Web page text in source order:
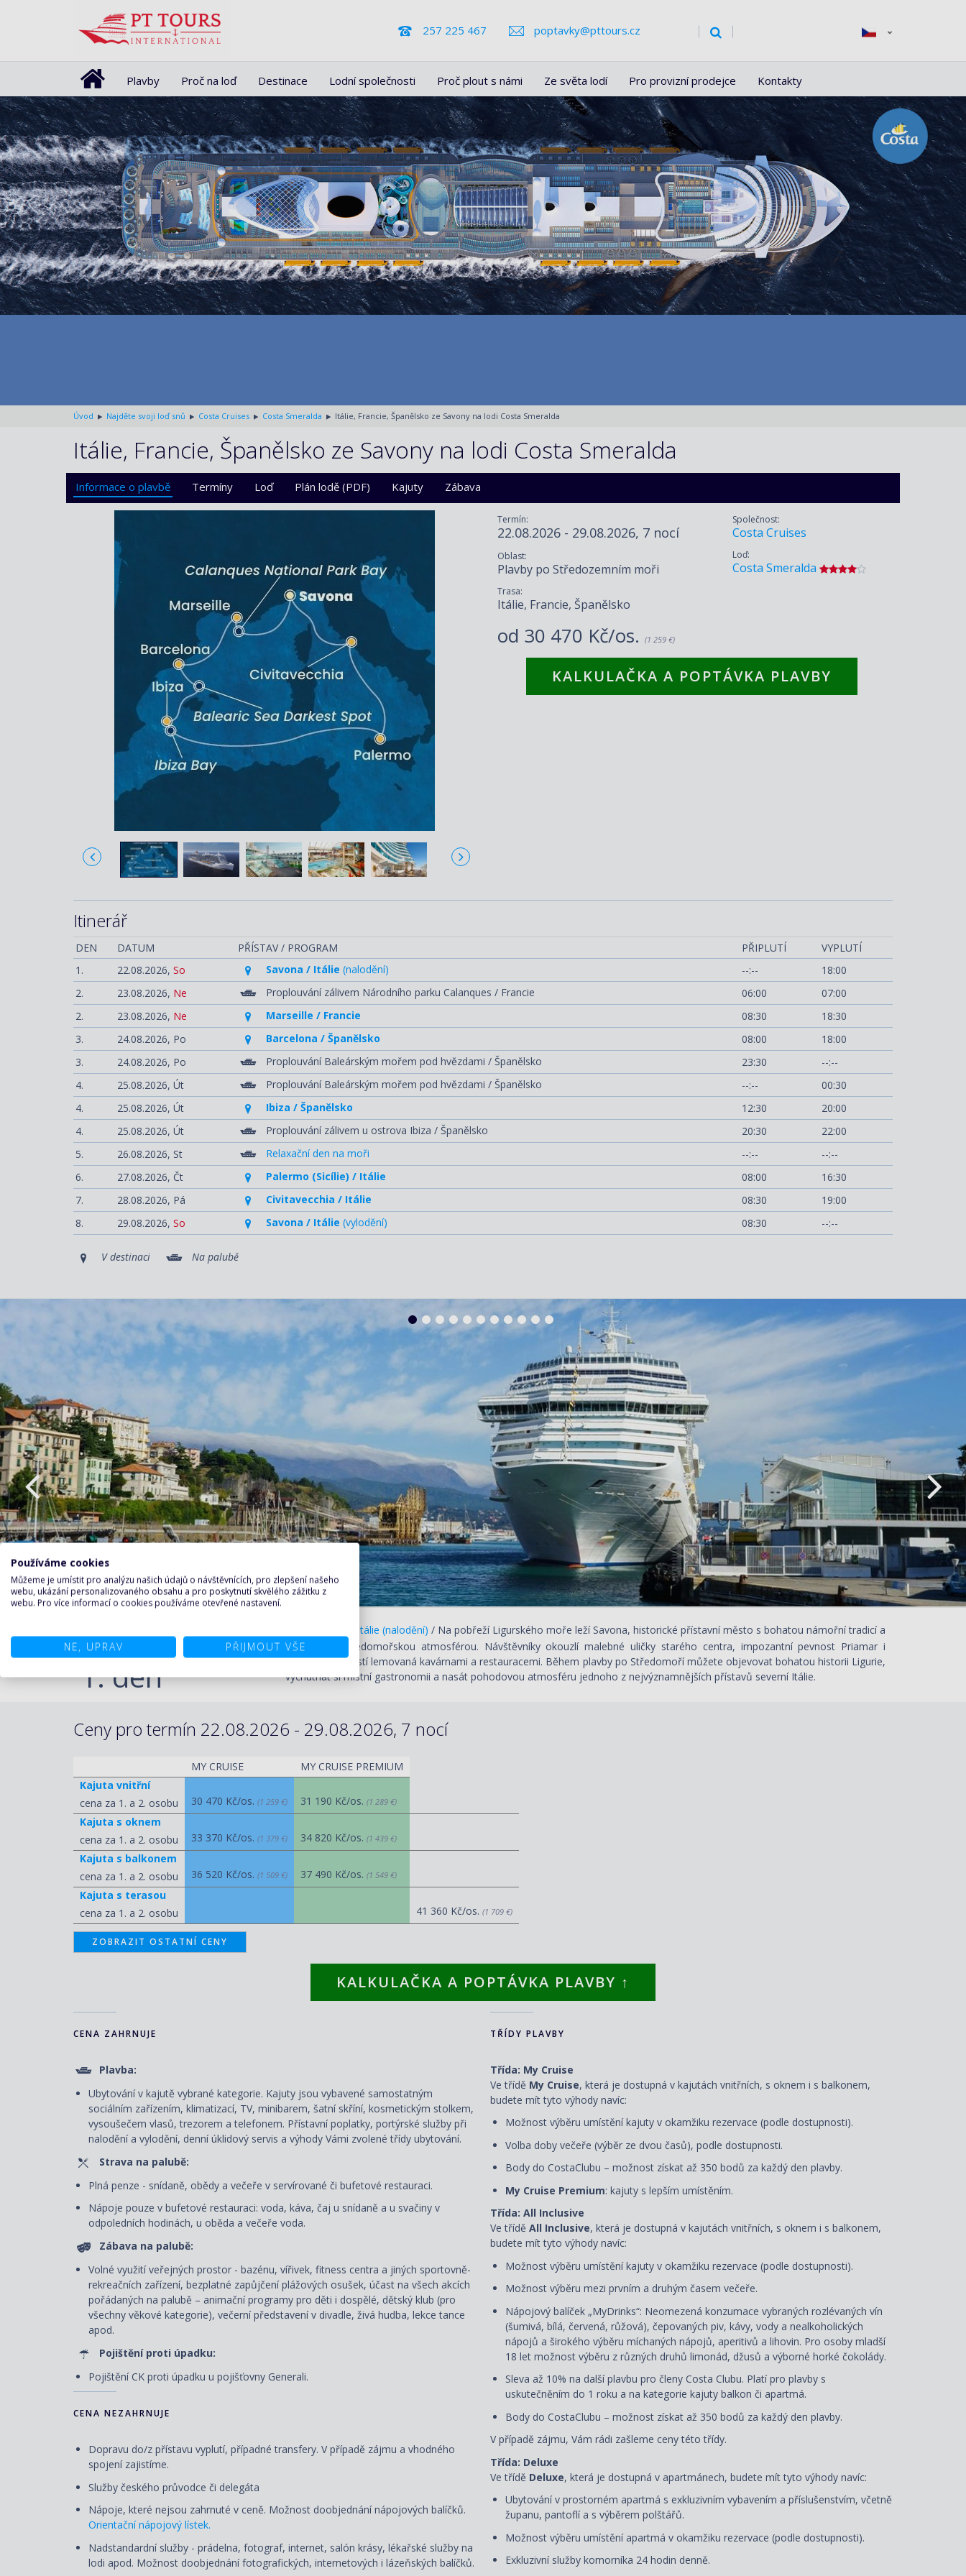
257 225 467 poptavky@pttours.cz
Plavby Proč na loď Destinace Lodní společnosti Proč plout s námi Ze světa lodí Pro provizní prodejce Kontakty
Úvod Najděte svoji loď snů Costa Cruises Costa Smeralda Itálie, Francie, Španělsko ze Savony na lodi Costa Smeralda
Itálie, Francie, Španělsko ze Savony na lodi Costa Smeralda
Informace o plavbě Termíny Loď Plán lodě (PDF) Kajuty Zábava
Termín:
22.08.2026 - 29.08.2026, 7 nocí
Oblast:
Plavby po Středozemním moři
Trasa:
Itálie, Francie, Španělsko
Společnost:
Costa Cruises
Loď:
Costa Smeralda
od 30 470 Kč/os. (1 259 €)
KALKULAČKA A POPTÁVKA PLAVBY
Itinerář
DEN DATUM PŘÍSTAV / PROGRAM PŘIPLUTÍ
VYPLUTÍ
1.
22.08.2026, So Savona / Itálie (nalodění) --:--
18:00
2.
23.08.2026, Ne Proplouvání zálivem Národního parku Calanques / Francie 06:00
07:00
2.
23.08.2026, Ne Marseille / Francie 08:30
18:30
3.
24.08.2026, Po Barcelona / Španělsko 08:00
18:00
3.
24.08.2026, Po Proplouvání Baleárským mořem pod hvězdami / Španělsko 23:30
--:--
4.
25.08.2026, Út Proplouvání Baleárským mořem pod hvězdami / Španělsko --:--
00:30
4.
25.08.2026, Út Ibiza / Španělsko 12:30
20:00
4.
25.08.2026, Út Proplouvání zálivem u ostrova Ibiza / Španělsko 20:30
22:00
5.
26.08.2026, St Relaxační den na moři --:--
--:--
6.
27.08.2026, Čt Palermo (Sicílie) / Itálie 08:00
16:30
7.
28.08.2026, Pá Civitavecchia / Itálie 08:30
19:00
8.
29.08.2026, So Savona / Itálie (vylodění) 08:30 --:--
V destinaci Na palubě
PROGRAM DEN PO DNI
1. den
Savona / Itálie (nalodění) / Na pobřeží Ligurského moře leží Savona, historické přístavní město s bohatou námořní tradicí a
jedinečnou středomořskou atmosférou. Návštěvníky okouzlí malebné uličky starého centra, impozantní pevnost Priamar i
elegantní náměstí lemovaná kavárnami a restauracemi. Během plavby po Středomoří můžete objevovat bohatou historii Ligurie,
vychutnat si místní gastronomii a nasát pohodovou atmosféru jednoho z nejvýznamnějších přístavů severní Itálie.
Ceny pro termín 22.08.2026 - 29.08.2026, 7 nocí
MY CRUISE
MY CRUISE PREMIUM
Kajuta vnitřní
cena za 1. a 2. osobu
30 470 Kč/os. (1 259 €) 31 190 Kč/os. (1 289 €)
Kajuta s oknem
cena za 1. a 2. osobu
33 370 Kč/os. (1 379 €) 34 820 Kč/os. (1 439 €)
Kajuta s balkonem
cena za 1. a 2. osobu
36 520 Kč/os. (1 509 €) 37 490 Kč/os. (1 549 €)
Kajuta s terasou
cena za 1. a 2. osobu
41 360 Kč/os. (1 709 €)
ZOBRAZIT OSTATNÍ CENY
KALKULAČKA A POPTÁVKA PLAVBY ↑
CENA ZAHRNUJE
Plavba:
Ubytování v kajutě vybrané kategorie. Kajuty jsou vybavené samostatným
sociálním zařízením, klimatizací, TV, minibarem, šatní skříní, kosmetickým stolkem,
vysoušečem vlasů, trezorem a telefonem. Přístavní poplatky, portýrské služby při
nalodění a vylodění, denní úklidový servis a výhody Vámi zvolené třídy ubytování.
Strava na palubě:
Plná penze - snídaně, obědy a večeře v servírované či bufetové restauraci.
Nápoje pouze v bufetové restauraci: voda, káva, čaj u snídaně a u svačiny v
odpoledních hodinách, u oběda a večeře voda.
Zábava na palubě:
Volné využití veřejných prostor - bazénu, vířivek, fitness centra a jiných sportovně-
rekreačních zařízení, bezplatné zapůjčení plážových osušek, účast na všech akcích
pořádaných na palubě – animační programy pro děti i dospělé, dětský klub (pro
všechny věkové kategorie), večerní představení v divadle, živá hudba, lekce tance
apod.
Pojištění proti úpadku:
Pojištění CK proti úpadku u pojišťovny Generali.
CENA NEZAHRNUJE
Dopravu do/z přístavu vyplutí, případné transfery. V případě zájmu a vhodného
spojení zajistíme.
Služby českého průvodce či delegáta
Nápoje, které nejsou zahrnuté v ceně. Možnost doobjednání nápojových balíčků.
Orientační nápojový lístek.
Nadstandardní služby - prádelna, fotograf, internet, salón krásy, lékařské služby na
lodi apod. Možnost doobjednání fotografických, internetových i lázeňských balíčků.
TŘÍDY PLAVBY
Třída: My Cruise
Ve třídě My Cruise, která je dostupná v kajutách vnitřních, s oknem i s balkonem,
budete mít tyto výhody navíc:
Možnost výběru umístění kajuty v okamžiku rezervace (podle dostupnosti).
Volba doby večeře (výběr ze dvou časů), podle dostupnosti.
Body do CostaClubu – možnost získat až 350 bodů za každý den plavby.
My Cruise Premium: kajuty s lepším umístěním.
Třída: All Inclusive
Ve třídě All Inclusive, která je dostupná v kajutách vnitřních, s oknem i s balkonem,
budete mít tyto výhody navíc:
Možnost výběru umístění kajuty v okamžiku rezervace (podle dostupnosti).
Možnost výběru mezi prvním a druhým časem večeře.
Nápojový balíček „MyDrinks“: Neomezená konzumace vybraných rozlévaných vín
(šumivá, bílá, červená, růžová), čepovaných piv, kávy, vody a nealkoholických
nápojů a širokého výběru míchaných nápojů, aperitivů a lihovin. Pro osoby mladší
18 let možnost výběru z různých druhů limonád, džusů a výborné horké čokolády.
Sleva až 10% na další plavbu pro členy Costa Clubu. Platí pro plavby s
uskutečněním do 1 roku a na kategorie kajuty balkon či apartmá.
Body do CostaClubu – možnost získat až 350 bodů za každý den plavby.
V případě zájmu, Vám rádi zašleme ceny této třídy.
Třída: Deluxe
Ve třídě Deluxe, která je dostupná v apartmánech, budete mít tyto výhody navíc:
Ubytování v prostorném apartmá s exkluzivním vybavením a příslušenstvím, včetně
županu, pantoflí a s výběrem polštářů.
Možnost výběru umístění apartmá v okamžiku rezervace (podle dostupnosti).
Exkluzivní služby komorníka 24 hodin denně.
Používáme cookies
Můžeme je umístit pro analýzu našich údajů o návštěvnících, pro zlepšení našeho
webu, ukázání personalizovaného obsahu a pro poskytnutí skvělého zážitku z
webu. Pro více informací o cookies používáme otevřené nastavení.
NE, UPRAV PŘIJMOUT VŠE